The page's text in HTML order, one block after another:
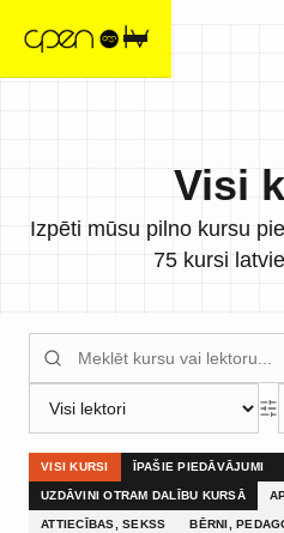
Visi
Izpēti mūsu pilno kursu
75 kursi
VISI KURSI ĪPAŠIE PIEDĀVĀJUMI
UZDĀVINI OTRAM DALĪBU KURSĀ
ATTIECĪBAS, SEKSS BĒRNI,